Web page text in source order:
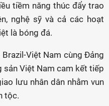
tiềm năng thúc đẩy trao
nghệ sỹ và cả các hoạt
là bóng đá.
Việt Nam cùng Đảng
sản Việt Nam cam kết tiếp
lưu nhân dân nhằm vun
tộc.